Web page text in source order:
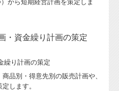
から短期経営計画を策定しま
・資金繰り計画の策定
品別・得意先別の販売計画や、
します。